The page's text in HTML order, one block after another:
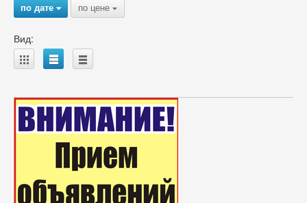
по дате{ по цене {
Вид:
A B C